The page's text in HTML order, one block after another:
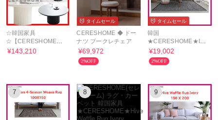
☆韓国家具
☆【CERESHOME】
☆ MARY ラウンドソ
¥143,210
タイムセール
CERESHOME ◆ ドー
ナツ ブークレチェア
¥69,972
2%OFF
タイムセール
韓国
★CERESHOME★Indian
4-Season Weave Rug
140X200★1坪★
¥19,002
2%OFF
7 8 9